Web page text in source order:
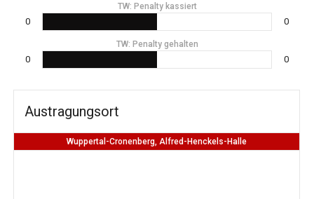
TW: Penalty kassiert
0 0
TW: Penalty gehalten
0 0
Austragungsort
Wuppertal-Cronenberg, Alfred-Henckels-Halle